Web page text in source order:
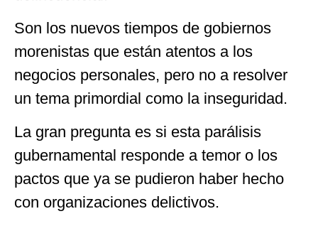
Son los nuevos tiempos de gobiernos
morenistas que están atentos a los
negocios personales, pero no a resolver
un tema primordial como la inseguridad.
La gran pregunta es si esta parálisis
gubernamental responde a temor o los
pactos que ya se pudieron haber hecho
con organizaciones delictivos.